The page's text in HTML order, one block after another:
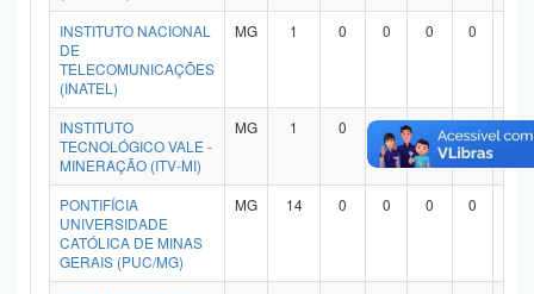
INSTITUTO NACIONAL
DE
TELECOMUNICAÇÕES
(INATEL)
MG 1 0 0 0 0
INSTITUTO
TECNOLÓGICO VALE -
MINERAÇÃO (ITV-MI)
MG 1 0 0 1 0 0
PONTIFÍCIA
UNIVERSIDADE
CATÓLICA DE MINAS
GERAIS (PUC/MG)
MG 14 0 0 0 0